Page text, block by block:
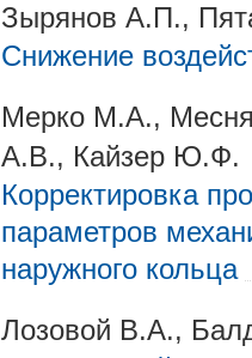
Зырянов А.П.,
Снижение
Мерко М.А.,
А.В., Кайзер Ю.Ф.
Корректировка
параметров
наружного кольца
Лозовой В.А.,